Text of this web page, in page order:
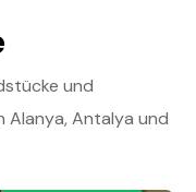
und
Alanya, Antalya und